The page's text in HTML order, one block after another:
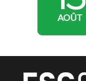
AOÛT